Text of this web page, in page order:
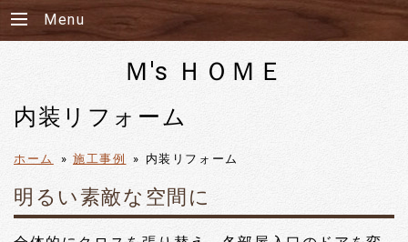
Menu
Ｍ's ＨＯＭＥ
内装リフォーム
ホーム » 施工事例 » 内装リフォーム
明るい素敵な空間に